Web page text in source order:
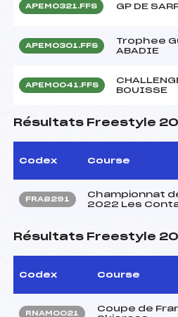
APEM0321.FFS GP DE
APEM0301.FFS
Trophee
ABADIE
APEM0041.FFS
BOUISSE
Résultats Freestyle
Codex Course
FRA8291
Championnat
2022 Les
Résultats Freestyle
Codex Course
RNAM0021
Coupe de